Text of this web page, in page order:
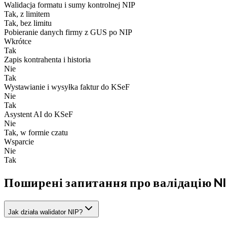
Walidacja formatu i sumy kontrolnej NIP
Tak, z limitem
Tak, bez limitu
Pobieranie danych firmy z GUS po NIP
Wkrótce
Tak
Zapis kontrahenta i historia
Nie
Tak
Wystawianie i wysyłka faktur do KSeF
Nie
Tak
Asystent AI do KSeF
Nie
Tak, w formie czatu
Wsparcie
Nie
Tak
Поширені запитання про валідацію
Jak działa walidator NIP?